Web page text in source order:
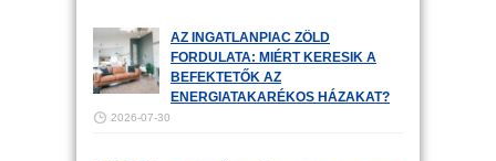
AZ INGATLANPIAC ZÖLD
FORDULATA: MIÉRT KERESIK A
BEFEKTETŐK AZ
ENERGIATAKARÉKOS HÁZAKAT?
2026-07-30